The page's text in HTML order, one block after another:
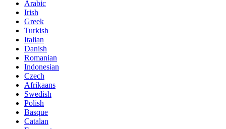
Arabic
Irish
Greek
Turkish
Italian
Danish
Romanian
Indonesian
Czech
Afrikaans
Swedish
Polish
Basque
Catalan